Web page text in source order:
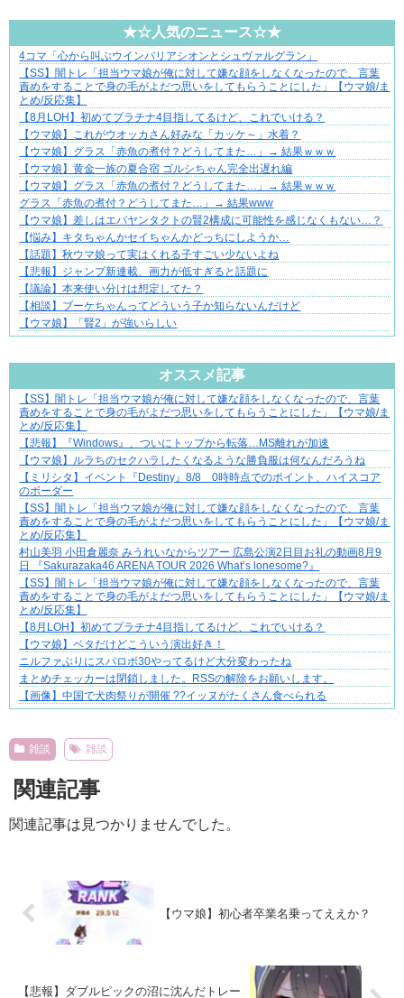
★☆人気のニュース☆★
三十路女子×後輩男子、近づく心とすれ違い
4コマ「心から叫ぶウインバリアシオンとシュヴァルグラン」
【SS】闇トレ「担当ウマ娘が俺に対して嫌な顔をしなくなったので、言葉
責めをすることで身の毛がよだつ思いをしてもらうことにした」【ウマ娘/ま
とめ/反応集】
【8月LOH】初めてプラチナ4目指してるけど、これでいける？
【ウマ娘】これがウオッカさん好みな「カッケ～」水着？
【ウマ娘】グラス「赤魚の煮付？どうしてまた…」→ 結果ｗｗｗ
【ウマ娘】黄金一族の夏合宿 ゴルシちゃん完全出遅れ編
【ウマ娘】グラス「赤魚の煮付？どうしてまた…」→ 結果ｗｗｗ
グラス「赤魚の煮付？どうしてまた…」→ 結果www
【ウマ娘】差しはエバヤンタクトの賢2構成に可能性を感じなくもない…？
【悩み】キタちゃんかセイちゃんかどっちにしようか…
【話題】秋ウマ娘って実はくれる子すごい少ないよね
【悲報】ジャンプ新連載、画力が低すぎると話題に
【議論】本来使い分けは想定してた？
【相談】ブーケちゃんってどういう子か知らないんだけど
【ウマ娘】「賢2」が強いらしい
オススメ記事
三十路女子×後輩男子、近づく心とすれ違い
【SS】闇トレ「担当ウマ娘が俺に対して嫌な顔をしなくなったので、言葉
責めをすることで身の毛がよだつ思いをしてもらうことにした」【ウマ娘/ま
とめ/反応集】
【悲報】『Windows』、ついにトップから転落…MS離れが加速
【ウマ娘】ルラちのセクハラしたくなるような勝負服は何なんだろうね
【ミリシタ】イベント『Destiny』8/8 0時時点でのポイント、ハイスコア
のボーダー
【SS】闇トレ「担当ウマ娘が俺に対して嫌な顔をしなくなったので、言葉
責めをすることで身の毛がよだつ思いをしてもらうことにした」【ウマ娘/ま
とめ/反応集】
村山美羽 小田倉麗奈 みうれいなからツアー 広島公演2日目お礼の動画8月9
日 『Sakurazaka46 ARENA TOUR 2026 What’s lonesome?』
【SS】闇トレ「担当ウマ娘が俺に対して嫌な顔をしなくなったので、言葉
責めをすることで身の毛がよだつ思いをしてもらうことにした」【ウマ娘/ま
とめ/反応集】
【8月LOH】初めてプラチナ4目指してるけど、これでいける？
【ウマ娘】ベタだけどこういう演出好き！
ニルファぶりにスパロボ30やってるけど大分変わったね
まとめチェッカーは閉鎖しました。RSSの解除をお願いします。
【画像】中国で犬肉祭りが開催 ??イッヌがたくさん食べられる
雑談 雑談
関連記事
関連記事は見つかりませんでした。
【ウマ娘】初心者卒業名乗ってええか？
【悲報】ダブルピックの沼に沈んだトレー